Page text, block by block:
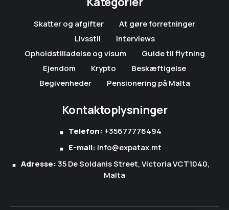
Skatter og afgifter
At gøre forretninger
Livsstil
Interviews
Opholdstilladelse og visum
Guide til flytning
Ejendom
Krypto
Beskæftigelse
Begivenheder
Pensionering på Malta
Kontaktoplysninger
Telefon: +35677776494
E-mail: info@expatax.mt
Adresse:35 De Soldanis Street, Victoria VCT1040,
Malta